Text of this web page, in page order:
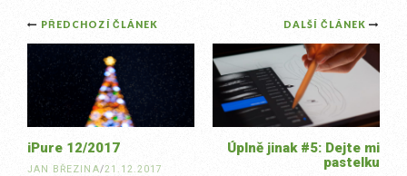
Post
navigation
DALŠÍ ČLÁNEK
Úplně jinak #5: Dejte mi
pastelku
PŘEDCHOZÍ ČLÁNEK
iPure 12/2017
JAN BŘEZINA/21.12.2017